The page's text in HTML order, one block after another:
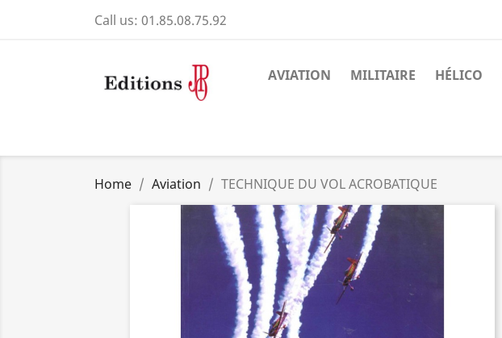
Call us: 01.85.08.75.92
AVIATION MILITAIRE HÉLICO
Home Aviation TECHNIQUE DU VOL ACROBATIQUE